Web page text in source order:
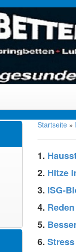
Startseite»
1.
2. Hitze
3. ISG-
4.
5.
6.